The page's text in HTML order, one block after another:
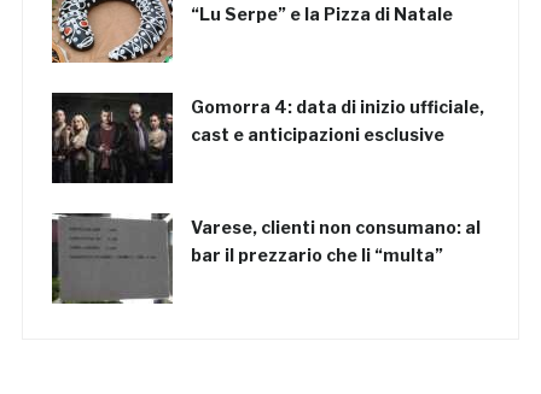
“Lu Serpe” e la Pizza di Natale
Gomorra 4: data di inizio ufficiale,
cast e anticipazioni esclusive
Varese, clienti non consumano: al
bar il prezzario che li “multa”